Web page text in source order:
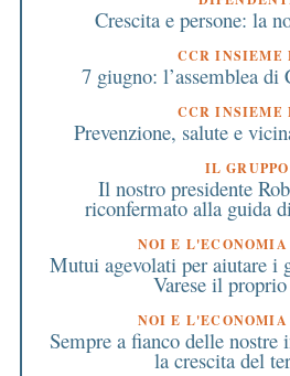
Crescita e persone: la
CCR INSIEME
7 giugno: l’assemblea di
CCR INSIEME
Prevenzione, salute e
IL GRUPPO
Il nostro presidente
riconfermato alla guida
NOI E
Mutui agevolati per aiutare i
Varese il
NOI E
Sempre a fianco delle nostre
la crescita del